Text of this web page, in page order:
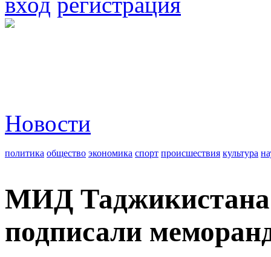
Новости
политика общество экономика спорт происшествия культура
МИД
подписали